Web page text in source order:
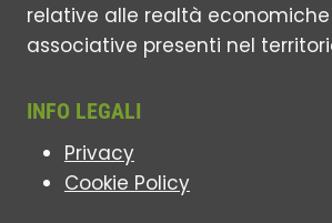
relative alle realtà
associative presenti nel
INFO LEGALI
Privacy
Cookie Policy